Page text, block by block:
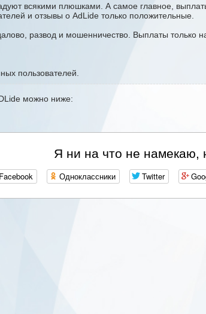
всякими плюшками. А самое главное,
и отзывы о AdLide только положительные.
развод и мошенничество. Выплаты только
пользователей.
можно ниже:
Я ни на что не намекаю,
Facebook Одноклассники Twitter